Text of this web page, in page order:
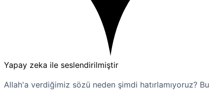
Yapay zeka ile seslendirilmiştir
Allah'a verdiğimiz sözü neden şimdi hatırlamıyoruz? Bu